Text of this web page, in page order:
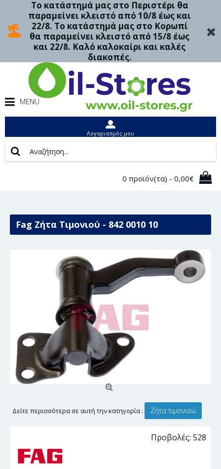
Το κατάστημά μας στο Περιστέρι θα
παραμείνει κλειστό από 10/8 έως και
22/8. Το κατάστημά μας στο Κορωπί
θα παραμείνει κλειστό από 15/8 έως
και 22/8. Καλό καλοκαίρι και καλές
διακοπές.
MENU
Λογαριασμός μου
0 προϊόν(τα) - 0,00€
Fag Ζήτα Τιμονιού - 842 0010 10
Δείτε περισσότερα σε αυτή την κατηγορία : Ζήτα τιμονιού
Προβολές: 528